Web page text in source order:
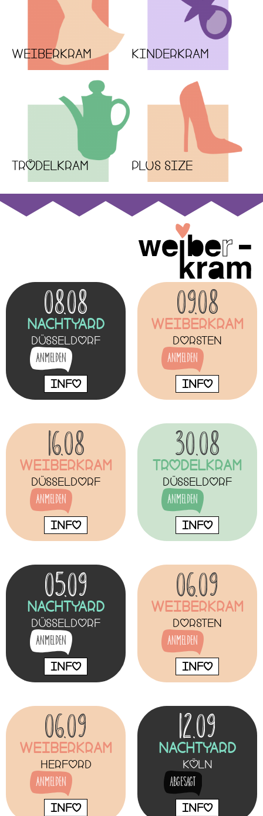
WEIBERKRAM KINDERKRAM
TRÖDELKRAM PLUS SIZE
08.08
NachtYard
Düsseldorf
Anmelden
INFO
09.08
Weiberkram
Dorsten
Anmelden
INFO
16.08
Weiberkram
Düsseldorf
Anmelden
INFO
30.08
Trodelkram
Düsseldorf
Anmelden
INFO
05.09
NachtYard
Düsseldorf
Anmelden
INFO
06.09
Weiberkram
Dorsten
Anmelden
INFO
06.09
Weiberkram
Herford
Anmelden
INFO
12.09
NachtYard
Köln
abgesagt
INFO